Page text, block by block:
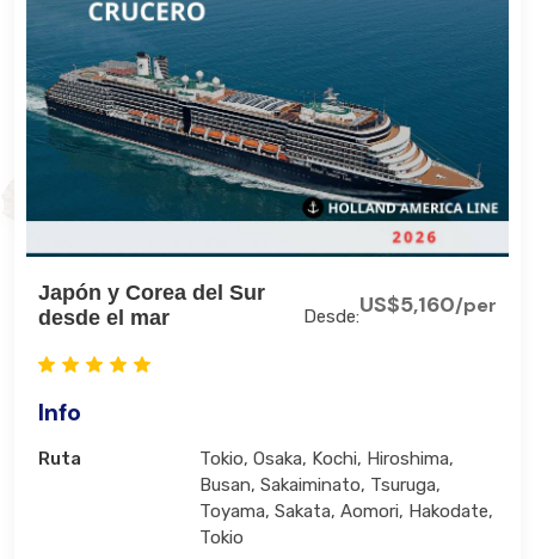
Japón y Corea del Sur
desde el mar
Desde:US$5,160/per
Info
Ruta
Tokio, Osaka, Kochi, Hiroshima,
Busan, Sakaiminato, Tsuruga,
Toyama, Sakata, Aomori, Hakodate,
Tokio